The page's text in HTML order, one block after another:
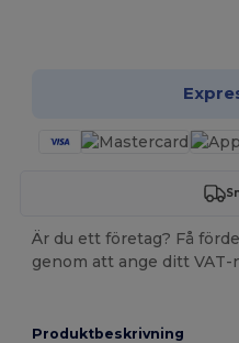
Är du ett företag? Få
genom att ange ditt
Produktbeskrivning